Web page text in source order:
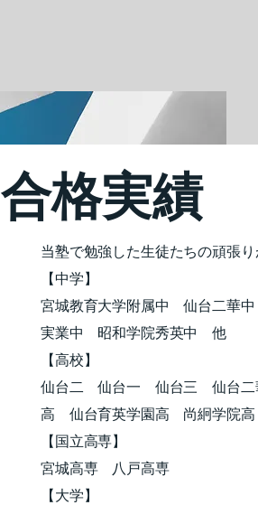
​合格実績
当塾で勉強した生徒たちの頑張り
​【中学】
宮城教育大学附属中 仙台二華
実業中 昭和学院秀英中 他
【高校】
仙台二 仙台一 仙台三 仙台
高 仙台育英学園高 尚絅学
【国立高専】
宮城高専 八戸高専
【大学】